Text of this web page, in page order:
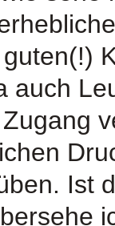
auch
Ist